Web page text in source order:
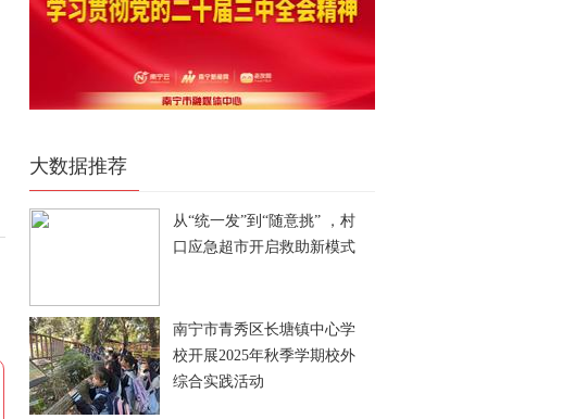
大数据推荐
从“统一发”到“随意挑” ，村
口应急超市开启救助新模式
南宁市青秀区长塘镇中心学
校开展2025年秋季学期校外
综合实践活动